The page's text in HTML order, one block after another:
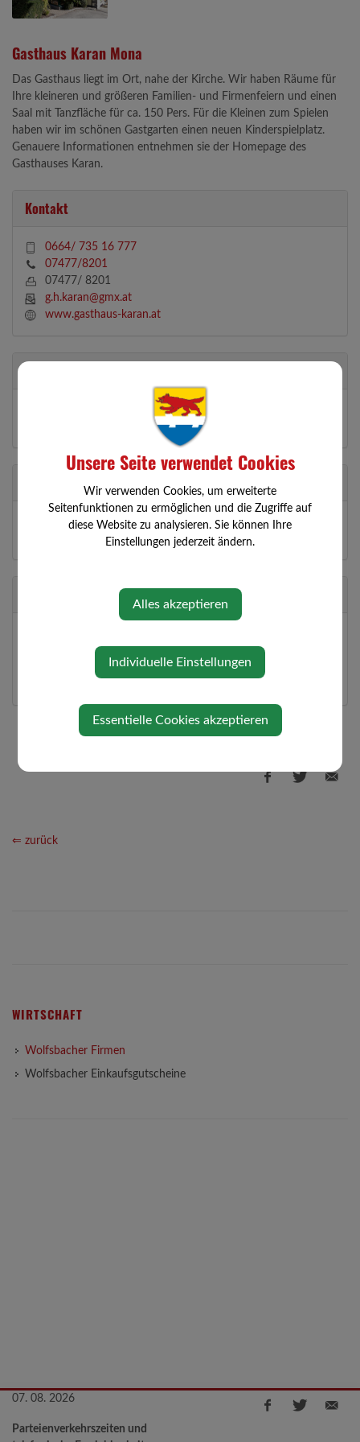
Gasthaus Karan Mona
Das Gasthaus liegt im Ort, nahe der Kirche. Wir haben Räume für
Ihre kleineren und größeren Familien- und Firmenfeiern und einen
Saal mit Tanzfläche für ca. 150 Pers. Für die Kleinen zum Spielen
haben wir im schönen Gastgarten einen neuen Kinderspielplatz.
Genauere Informationen entnehmen sie der Homepage des
Gasthauses Karan.
Kontakt
0664/ 735 16 777
07477/8201
07477/ 8201
g.h.karan@gmx.at
www.gasthaus-karan.at
Donnerstag bis Sonntag von 8.30 bis 24.00 Uhr. Ruhetag
Montag. Dienstag und Mittwoch ab 16.00 Uhr geöffnet.
Geschäftsführer
Karan Mona
3354 Wolfsbach, Vitusstraße 13
3354 Wolfsbach
⇐ zurück
WIRTSCHAFT
Wolfsbacher Firmen
Wolfsbacher Einkaufsgutscheine
07. 08. 2026
Parteienverkehrszeiten und
Unsere Seite verwendet Cookies
Wir verwenden Cookies, um erweiterte
Seitenfunktionen zu ermöglichen und die Zugriffe auf
diese Website zu analysieren. Sie können Ihre
Einstellungen jederzeit ändern.
Alles akzeptieren
Individuelle Einstellungen
Essentielle Cookies akzeptieren